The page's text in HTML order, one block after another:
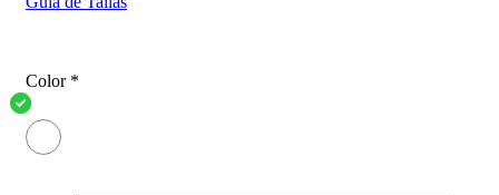
Color *